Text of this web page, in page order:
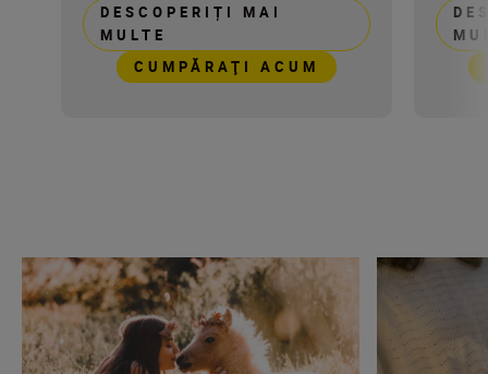
DESCOPERIȚI MAI
MULTE
CUMPĂRAŢI ACUM